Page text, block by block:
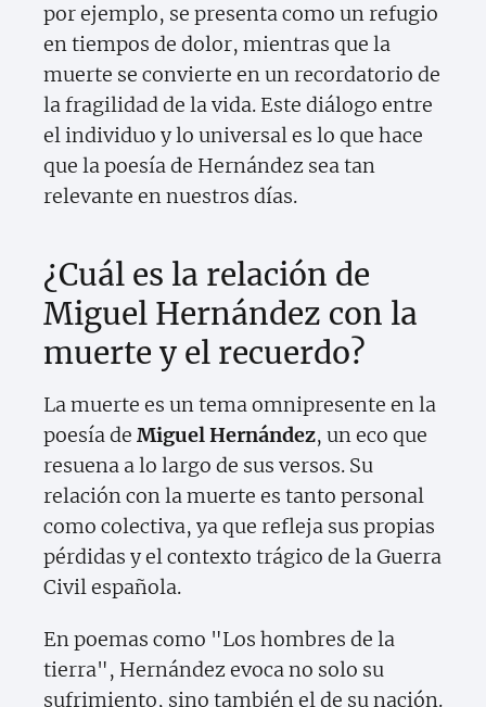
por ejemplo, se presenta como un refugio
en tiempos de dolor, mientras que la
muerte se convierte en un recordatorio de
la fragilidad de la vida. Este diálogo entre
el individuo y lo universal es lo que hace
que la poesía de Hernández sea tan
relevante en nuestros días.
¿Cuál es la relación de
Miguel Hernández con la
muerte y el recuerdo?
La muerte es un tema omnipresente en la
poesía de Miguel Hernández, un eco que
resuena a lo largo de sus versos. Su
relación con la muerte es tanto personal
como colectiva, ya que refleja sus propias
pérdidas y el contexto trágico de la Guerra
Civil española.
En poemas como "Los hombres de la
tierra", Hernández evoca no solo su
sufrimiento, sino también el de su nación.